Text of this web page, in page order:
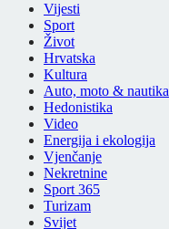
Vijesti
Sport
Život
Hrvatska
Kultura
Auto, moto & nautika
Hedonistika
Video
Energija i ekologija
Vjenčanje
Nekretnine
Sport 365
Turizam
Svijet